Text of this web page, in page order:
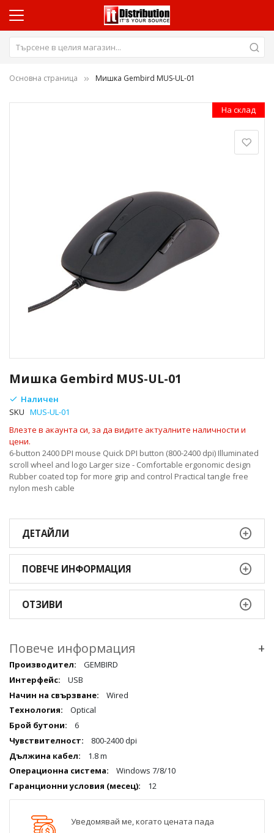
Основна страница Мишка Gembird MUS-UL-01
Мишка Gembird MUS-UL-01
Наличен
SKU MUS-UL-01
Влезте в акаунта си, за да видите актуалните наличности и
цени.
6-button 2400 DPI mouse Quick DPI button (800-2400 dpi) Illuminated
scroll wheel and logo Larger size - Comfortable ergonomic design
Rubber coated top for more grip and control Practical tangle free
nylon mesh cable
На склад
към
началото
на
галерия
снимки
ДЕТАЙЛИ
ПОВЕЧЕ ИНФОРМАЦИЯ
ОТЗИВИ
Повече информация +
Повече
информация
GEMBIRD
USB
Wired
Optical
6
800-2400 dpi
1.8 m
Windows 7/8/10
12
Уведомявай ме, когато цената пада